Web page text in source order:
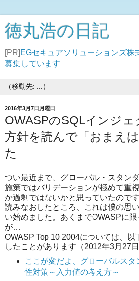
徳丸浩の日記
[PR] EGセキュアソリューションズ株
募集しています
2016年3月7日月曜日
OWASPのSQLインジェ
方針を読んで「おまえ
た
つい最近まで、グローバル・スタン
施策ではバリデーションが極めて重
か過剰ではないかと思っていたので
読みなおしたところ、これは僕の思
い始めました。あくまでOWASPに
が…
OWASP Top 10 2004については、以
したことがあります（2012年3月27日
ここが変だよ、グローバルスタ
性対策～入力値の考え方～